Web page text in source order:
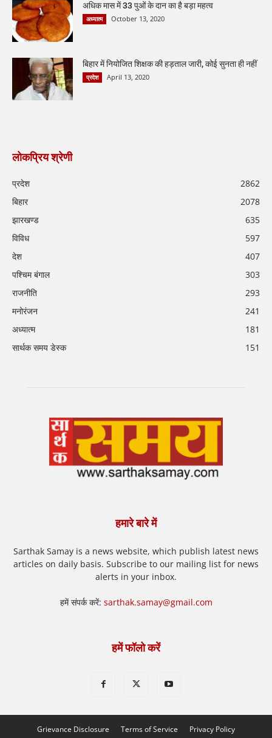
अधिक मास में 33 पुओं के दान का है बड़ा महत्व
अध्यात्म October 13, 2020
बिहार में नियोजित शिक्षक की हड़ताल जारी, कोई सुनता ही नहीं
प्रदेश April 13, 2020
लोकप्रिय श्रेणी
प्रदेश
2862
बिहार
2078
झारखण्ड
635
विविध
597
देश
407
पश्चिम बंगाल
303
राजनीति
293
मनोरंजन
241
अध्यात्म
181
सार्थक समय डेस्क
151
हमारे बारे में
Sarthak Samay is a news website, which publish latest news
articles on daily basis. Subscribe to our mailing list for news
alerts in your inbox.
हमें संपर्क करें: sarthak.samay@gmail.com
हमें फॉलो करें
Grievance Disclosure Terms of Service Privacy Policy